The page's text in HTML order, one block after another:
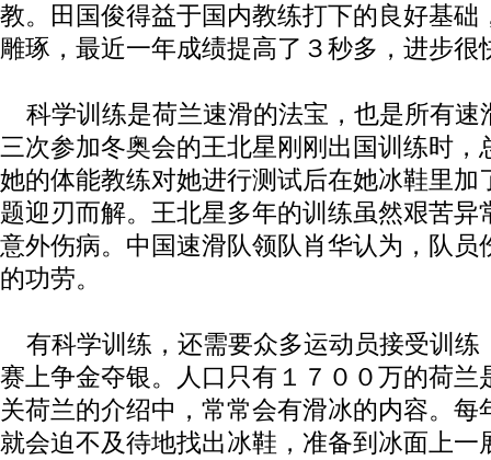
教。田国俊得益于国内教练打下的良好基础
雕琢，最近一年成绩提高了３秒多，进步很
科学训练是荷兰速滑的法宝，也是所有速
三次参加冬奥会的王北星刚刚出国训练时，
她的体能教练对她进行测试后在她冰鞋里加
题迎刃而解。王北星多年的训练虽然艰苦异
意外伤病。中国速滑队领队肖华认为，队员
的功劳。
有科学训练，还需要众多运动员接受训练
赛上争金夺银。人口只有１７００万的荷兰
关荷兰的介绍中，常常会有滑冰的内容。每
就会迫不及待地找出冰鞋，准备到冰面上一